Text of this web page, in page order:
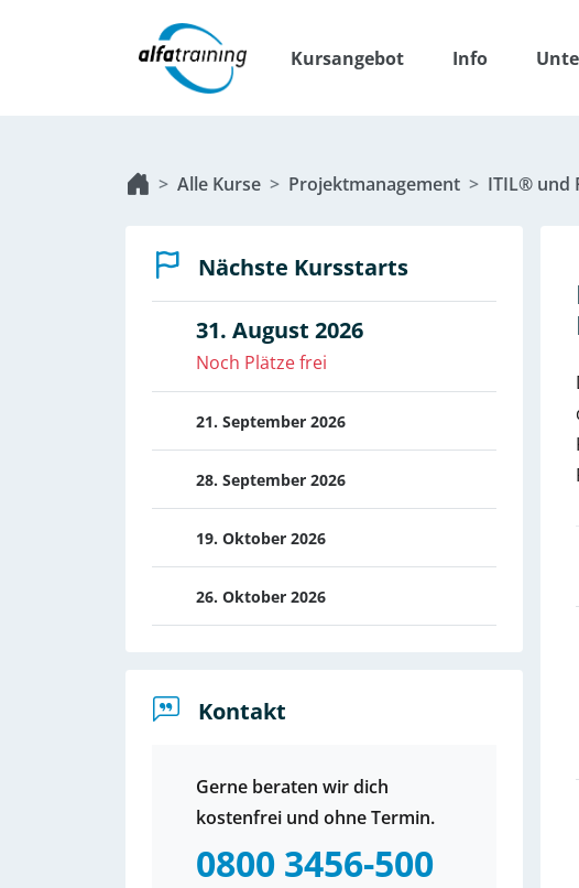
Kursangebot Info
Alle Kurse Projektmanagement ITIL® und
Nächste Kursstarts
31. August 2026
Noch Plätze frei
21. September 2026
28. September 2026
19. Oktober 2026
26. Oktober 2026
Kontakt
Gerne beraten wir dich
kostenfrei und ohne Termin.
0800 3456-500